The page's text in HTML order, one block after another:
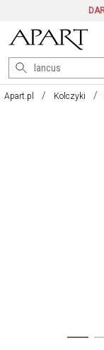
Apart.pl Kolczyki